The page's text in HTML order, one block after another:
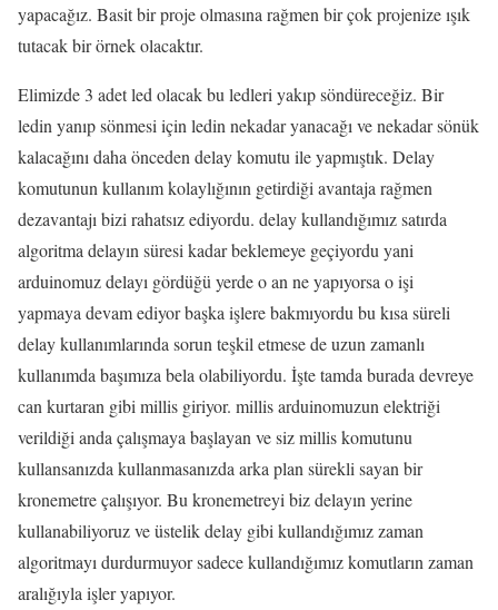
yapacağız. Basit bir proje olmasına rağmen bir çok projenize ışık
tutacak bir örnek olacaktır.
Elimizde 3 adet led olacak bu ledleri yakıp söndüreceğiz. Bir
ledin yanıp sönmesi için ledin nekadar yanacağı ve nekadar sönük
kalacağını daha önceden delay komutu ile yapmıştık. Delay
komutunun kullanım kolaylığının getirdiği avantaja rağmen
dezavantajı bizi rahatsız ediyordu. delay kullandığımız satırda
algoritma delayın süresi kadar beklemeye geçiyordu yani
arduinomuz delayı gördüğü yerde o an ne yapıyorsa o işi
yapmaya devam ediyor başka işlere bakmıyordu bu kısa süreli
delay kullanımlarında sorun teşkil etmese de uzun zamanlı
kullanımda başımıza bela olabiliyordu. İşte tamda burada devreye
can kurtaran gibi millis giriyor. millis arduinomuzun elektriği
verildiği anda çalışmaya başlayan ve siz millis komutunu
kullansanızda kullanmasanızda arka plan sürekli sayan bir
kronemetre çalışıyor. Bu kronemetreyi biz delayın yerine
kullanabiliyoruz ve üstelik delay gibi kullandığımız zaman
algoritmayı durdurmuyor sadece kullandığımız komutların zaman
aralığıyla işler yapıyor.